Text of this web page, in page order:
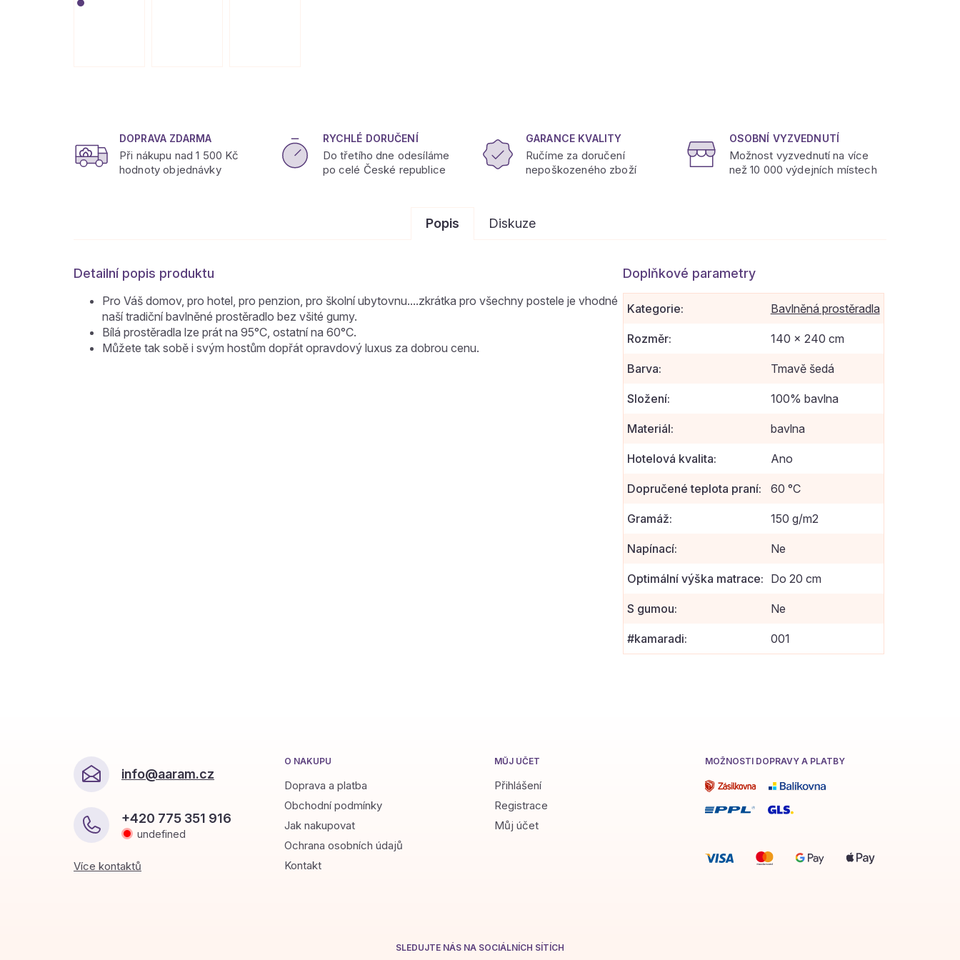
DOPRAVA ZDARMA
Při nákupu nad 1 500 Kč
hodnoty objednávky
RYCHLÉ DORUČENÍ
Do třetího dne odesíláme
po celé České republice
GARANCE KVALITY
Ručíme za doručení
nepoškozeného zboží
OSOBNÍ VYZVEDNUTÍ
Možnost vyzvednutí na více
než 10 000 výdejních místech
Popis Diskuze
Detailní popis produktu
Pro Váš domov, pro hotel, pro penzion, pro školní ubytovnu....zkrátka pro všechny postele je vhodné
naší tradiční bavlněné prostěradlo bez všité gumy.
Bílá prostěradla lze prát na 95°C, ostatní na 60°C.
Můžete tak sobě i svým hostům dopřát opravdový luxus za dobrou cenu.
Doplňkové parametry
Kategorie: Bavlněná prostěradla
Rozměr: 140 x 240 cm
Barva: Tmavě šedá
Složení: 100% bavlna
Materiál: bavlna
Hotelová kvalita: Ano
Dopručené teplota praní: 60 °C
Gramáž: 150 g/m2
Napínací: Ne
Optimální výška matrace: Do 20 cm
S gumou: Ne
#kamaradi: 001
info@aaram.cz
+420 775 351 916
undefined
Více kontaktů
O NÁKUPU
Doprava a platba
Obchodní podmínky
Jak nakupovat
Ochrana osobních údajů
Kontakt
MŮJ ÚČET
Přihlášení
Registrace
Můj účet
MOŽNOSTI DOPRAVY A PLATBY
SLEDUJTE NÁS NA SOCIÁLNÍCH SÍTÍCH